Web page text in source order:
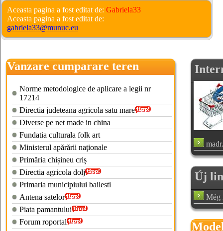
Aceasta pagina a fost editat de: Gabriela33
Aceasta pagina a fost editat de:
gabriela33@munuc.eu
Vanzare cumparare teren
agricol
Norme metodologice de aplicare a legii nr
17214
Directia judeteana agricola satu mare
Diverse pe net made in china
Fundatia culturala folk art
Ministerul apărării naţionale
Primăria chișineu criș
Directia agricola dolj
Primaria municipiului bailesti
Antena satelor
Piata pamantului
Forum roportal
Új
Még